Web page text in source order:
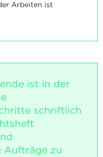
Arbeiten ist
ist in der
schriftlich
Aufträge zu